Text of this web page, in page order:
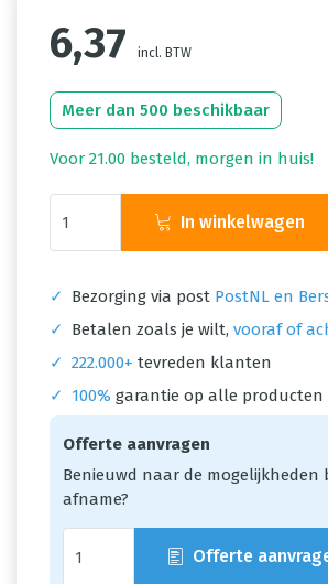
6,37 incl. BTW
Meer dan 500 beschikbaar
Voor 21.00 besteld, morgen in huis!
In winkelwagen
✓ Bezorging via post PostNL en
✓
Betalen zoals je wilt, vooraf of
✓ 222.000+ tevreden klanten
✓
100% garantie op alle producten
Offerte aanvragen
Benieuwd naar de mogelijkheden
afname?
Offerte